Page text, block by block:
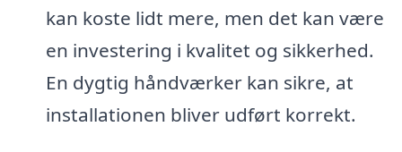
kan koste lidt mere, men det kan være
en investering i kvalitet og sikkerhed.
En dygtig håndværker kan sikre, at
installationen bliver udført korrekt.